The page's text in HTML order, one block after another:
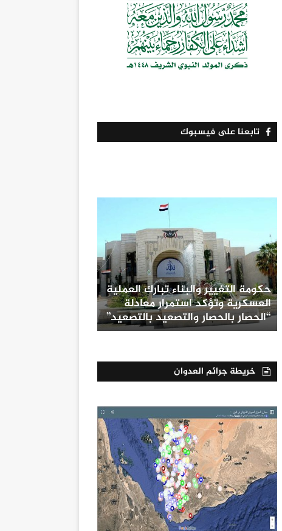
تابعنا على فيسبوك
حكومة التغيير والبناء تبارك العملية
العسكرية وتؤكد استمرار معادلة
“الحصار بالحصار والتصعيد بالتصعيد”
خريطة جرائم العدوان